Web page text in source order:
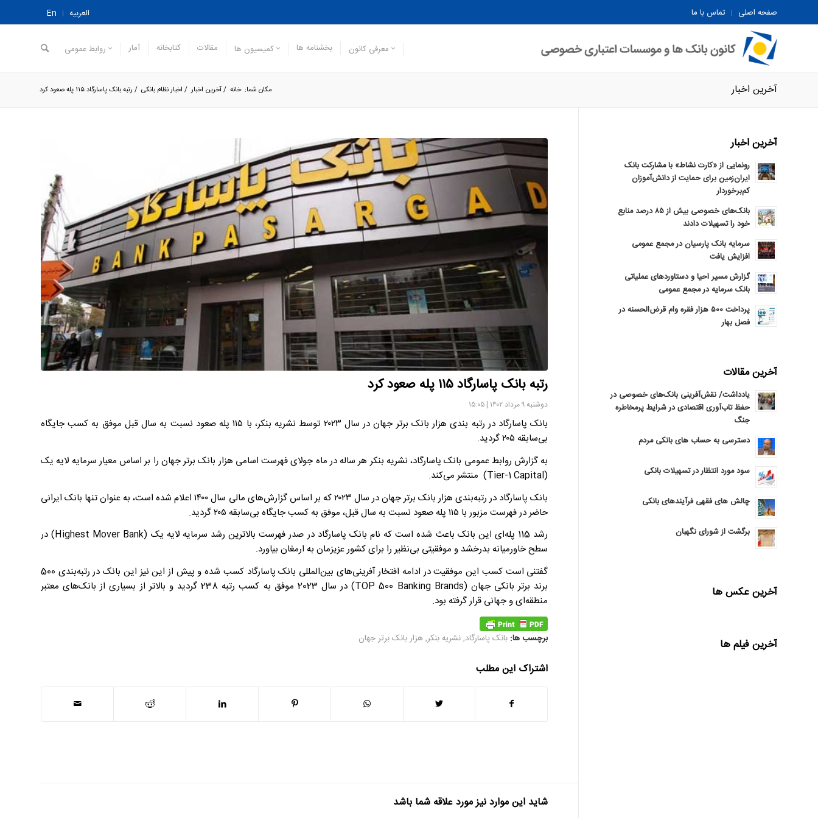
صفحه اصلی تماس با ما العربیه En
معرفی کانون بخشنامه ها کمیسیون ها مقالات کتابخانه آمار روابط عمومی
آخرین اخبار مکان شما: خانه /آخرین اخبار / اخبار نظام بانکی / رتبه بانک پاسارگاد ۱۱۵ پله صعود کرد
رتبه بانک پاسارگاد ۱۱۵ پله صعود کرد
دوشنبه ۹ مرداد ۱۴۰۲ | ۱۵:۰۵
بانک پاسارگاد در رتبه‌ بندی هزار بانک برتر جهان در سال ۲۰۲۳ توسط نشریه بنکر، با ۱۱۵ پله صعود نسبت به سال قبل موفق به کسب جایگاه
بی‌سابقه ۲۰۵ گردید.
به گزارش روابط‌ عمومی بانک پاسارگاد، نشریه بنکر هر ساله در ماه جولای فهرست اسامی هزار بانک برتر جهان را بر اساس معیار سرمایه لایه یک
(Tier-1 Capital) منتشر می‌کند.
بانک پاسارگاد در رتبه‌بندی هزار بانک برتر جهان در سال ۲۰۲۳ که بر اساس گزارش‌های مالی سال ۱۴۰۰ اعلام شده است، به‌ عنوان تنها بانک ایرانی
حاضر در فهرست مزبور با ۱۱۵ پله صعود نسبت به سال قبل، موفق به کسب جایگاه بی‌سابقه ۲۰۵ گردید.
رشد 115 پله‌ای این بانک باعث شده است که نام بانک پاسارگاد در صدر فهرست بالاترین رشد سرمایه لایه یک (Highest Mover Bank) در
سطح خاورمیانه بدرخشد و موفقیتی بی‌نظیر را برای کشور عزیزمان به ارمغان بیاورد.
گفتنی است کسب این موفقیت در ادامه افتخار آفرینی‌های بین‌المللی بانک پاسارگاد کسب شده و پیش از این نیز این بانک در رتبه‌بندی 500
برند برتر بانکی جهان (TOP 500 Banking Brands) در سال 2023 موفق به کسب رتبه 238 گردید و بالاتر از بسیاری از بانک‌های معتبر
منطقه‌ای و جهانی قرار گرفته بود.
برچسب ها: بانک پاسارگاد,نشریه بنکر,هزار بانک برتر جهان
اشتراک این مطلب
شاید این موارد نیز مورد علاقه شما باشد
آخرین اخبار
رونمایی از «کارت نشاط» با مشارکت بانک
ایران‌زمین برای حمایت از دانش‌آموزان
کم‌برخوردار
بانک‌های خصوصی بیش از ۸۵ درصد منابع
خود را تسهیلات دادند
سرمایه بانک پارسیان در مجمع عمومی
افزایش یافت
گزارش مسیر احیا و دستاوردهای عملیاتی
بانک سرمایه در مجمع عمومی
پرداخت ۵۰۰ هزار فقره وام قرض‌الحسنه در
فصل بهار
آخرین مقالات
یادداشت/ نقش‌آفرینی بانک‌های خصوصی در
حفظ تاب‌آوری اقتصادی در شرایط پرمخاطره
جنگ
دسترسی به حساب های بانکی مردم
سود مورد انتظار در تسهیلات بانکی
چالش های فقهی فرآیندهای بانکی
برگشت از شورای نگهبان
آخرین عکس ها
آخرین فیلم ها